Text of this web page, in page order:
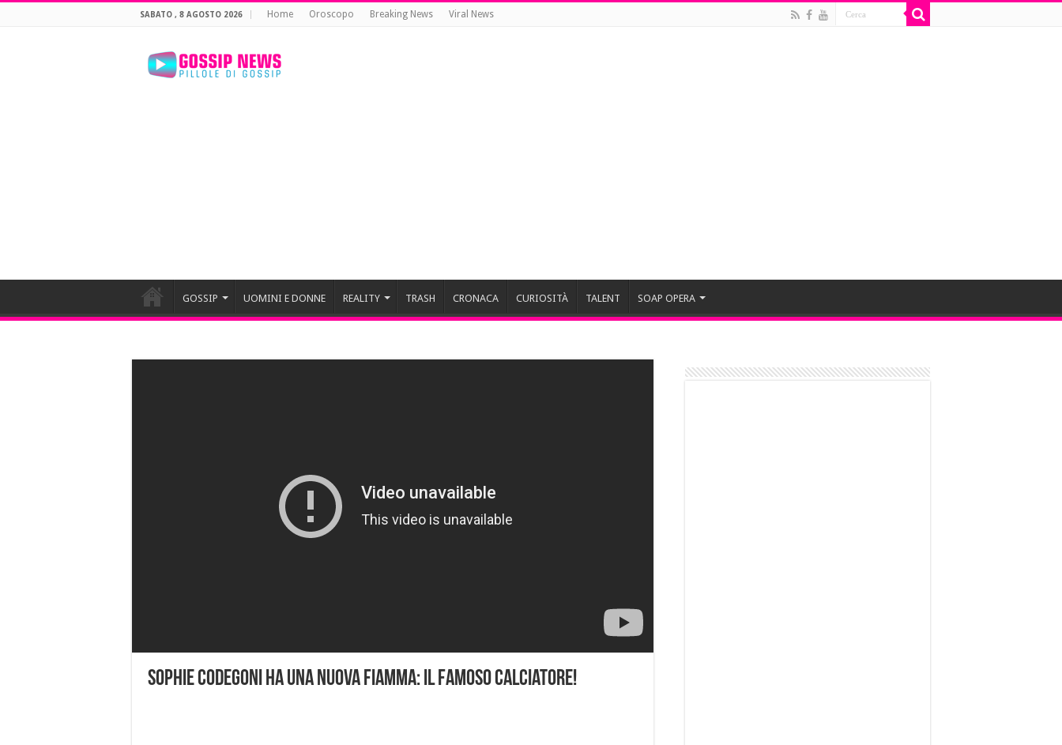
SABATO , 8 AGOSTO 2026 Home Oroscopo Breaking News Viral News
GOSSIP UOMINI E DONNE REALITY TRASH CRONACA CURIOSITÀ TALENT SOAP OPERA
Sophie Codegoni Ha Una Nuova Fiamma: Il Famoso Calciatore!